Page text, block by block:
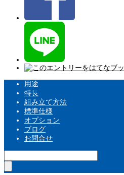
用途
特長
組み立て方法
標準仕様
オプション
ブログ
お問合せ